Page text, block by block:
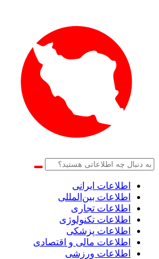
اطلاعات‌ ‎ایرانی
اطلاعات بین‌المللی
اطلاعات تجاری
اطلاعات تکنولوژی
اطلاعات پزشکی
اطلاعات مالی و اقتصادی
اطلاعات ورزشی